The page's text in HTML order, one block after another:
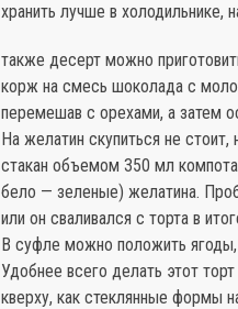
хранить лучше в
также десерт можно
корж на смесь шоколада с
перемешав с орехами, а затем
На желатин скупиться не
стакан объемом 350 мл компота
бело — зеленые) желатина.
или он сваливался с торта в
В суфле можно положить
Удобнее всего делать этот
кверху, как стеклянные формы